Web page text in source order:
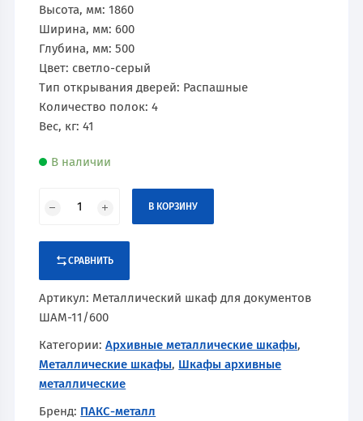
Высота, мм: 1860
Ширина, мм: 600
Глубина, мм: 500
Цвет: светло-серый
Тип открывания дверей: Распашные
Количество полок: 4
Вес, кг: 41
В наличии
В КОРЗИНУ
СРАВНИТЬ
Артикул: Металлический шкаф для документов
ШАМ-11/600
Категории:Архивные металлические шкафы,
Металлические шкафы, Шкафы архивные
металлические
Бренд: ПАКС-металл